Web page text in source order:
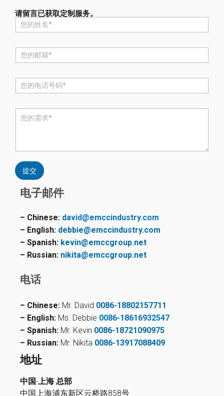
请留言已获取定制服务。
名
称
电
邮
电
话
评
论
*
提交
电子邮件
– Chinese: david@emccindustry.com
– English: debbie@emccindustry.com
– Spanish: kevin@emccgroup.net
– Russian: nikita@emccgroup.net
电话
– Chinese: Mr. David 0086-18802157711
– English: Ms. Debbie 0086-18616932547
– Spanish: Mr. Kevin 0086-18721090975
– Russian: Mr. Nikita 0086-13917088409
地址
中国·上海 总部
中国上海浦东新区云桥路858号